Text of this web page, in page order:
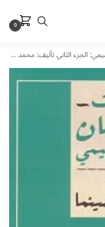
0
الثاني تأليف: محمد خان